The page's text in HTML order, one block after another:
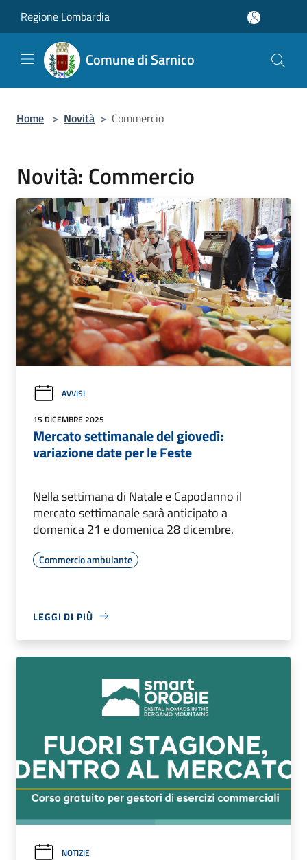
Regione Lombardia
Comune di Sarnico
Home > Novità > Commercio
Novità: Commercio
AVVISI
15 DICEMBRE 2025
Mercato settimanale del giovedì:
variazione date per le Feste
Nella settimana di Natale e Capodanno il
mercato settimanale sarà anticipato a
domenica 21 e domenica 28 dicembre.
Commercio ambulante
LEGGI DI PIÙ
NOTIZIE